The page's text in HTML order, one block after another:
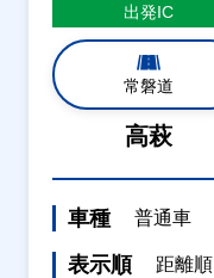
出発IC
常磐道
高萩
車種 普通車
表示順 距離順